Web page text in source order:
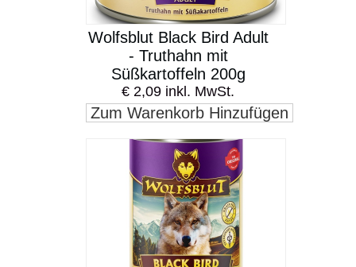
Wolfsblut Black Bird Adult
- Truthahn mit
Süßkartoffeln 200g
€ 2,09 inkl. MwSt.
Zum Warenkorb Hinzufügen